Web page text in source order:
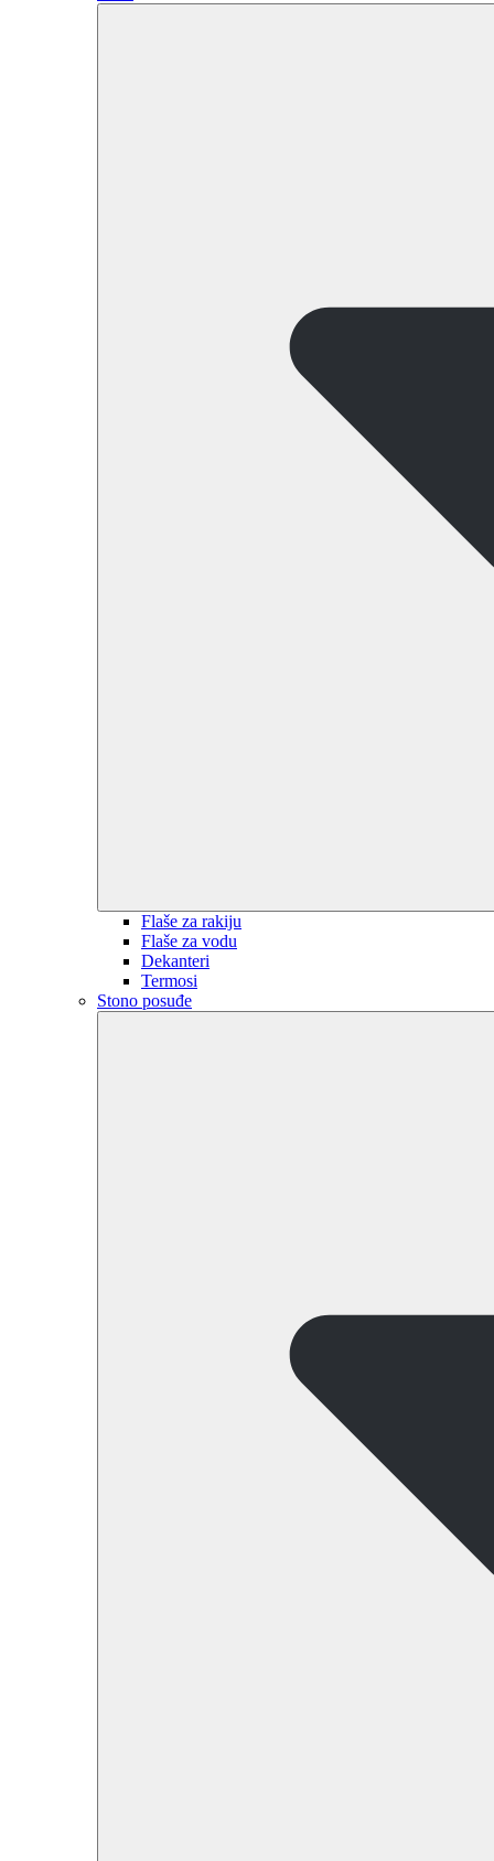
Flaše za rakiju
Flaše za vodu
Dekanteri
Termosi
Stono posuđe